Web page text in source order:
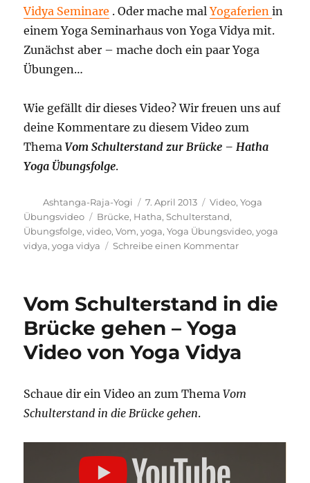
Vidya Seminare . Oder mache malYogaferienin
einem Yoga Seminarhaus von Yoga Vidya mit.
Zunächst aber – mache doch ein paar Yoga
Übungen…
Wie gefällt dir dieses Video? Wir freuen uns auf
deine Kommentare zu diesem Video zum
ThemaVom Schulterstand zur Brücke – Hatha
Yoga Übungsfolge.
Autor
Ashtanga-Raja-Yogi
Veröffentlicht
am
7. April 2013 Kategorien
Video,Yoga
Übungsvideo
Schlagwörter
Brücke, Hatha,Schulterstand,
Übungsfolge,video,Vom,yoga,Yoga Übungsvideo,yoga
vidya,yoga vidya Schreibe einen Kommentarzu
Brücke
Yoga
Übungsfolge
Yoga
Vom Schulterstand in die
Brücke gehen – Yoga
Video von Yoga Vidya
Schaue dir ein Video an zum ThemaVom
Schulterstand in die Brücke gehen.
SCHULTERSTAND